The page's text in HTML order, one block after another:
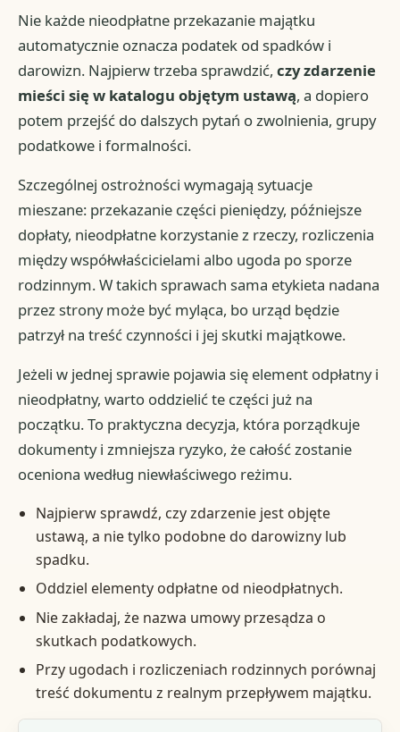
Nie każde nieodpłatne przekazanie majątku
automatycznie oznacza podatek od spadków i
darowizn. Najpierw trzeba sprawdzić,czy zdarzenie
mieści się w katalogu objętym ustawą, a dopiero
potem przejść do dalszych pytań o zwolnienia, grupy
podatkowe i formalności.
Szczególnej ostrożności wymagają sytuacje
mieszane: przekazanie części pieniędzy, późniejsze
dopłaty, nieodpłatne korzystanie z rzeczy, rozliczenia
między współwłaścicielami albo ugoda po sporze
rodzinnym. W takich sprawach sama etykieta nadana
przez strony może być myląca, bo urząd będzie
patrzył na treść czynności i jej skutki majątkowe.
Jeżeli w jednej sprawie pojawia się element odpłatny i
nieodpłatny, warto oddzielić te części już na
początku. To praktyczna decyzja, która porządkuje
dokumenty i zmniejsza ryzyko, że całość zostanie
oceniona według niewłaściwego reżimu.
Najpierw sprawdź, czy zdarzenie jest objęte
ustawą, a nie tylko podobne do darowizny lub
spadku.
Oddziel elementy odpłatne od nieodpłatnych.
Nie zakładaj, że nazwa umowy przesądza o
skutkach podatkowych.
Przy ugodach i rozliczeniach rodzinnych porównaj
treść dokumentu z realnym przepływem majątku.